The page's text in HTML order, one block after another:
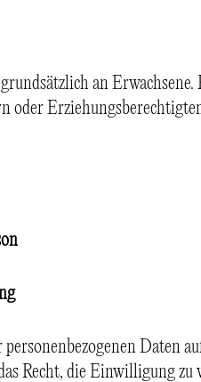
an Erwachsene.
oder
personenbezogenen Daten
Recht, die Einwilligung